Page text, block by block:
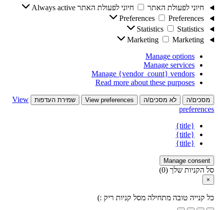
חיוני לפעולת האתר חיוני לפעולת האתר Always active
Preferences
Preferences
Statistics
Statistics
Marketing
Marketing
Manage options
Manage services
Manage {vendor_count} vendors
Read more about these purposes
מסכים/ה לא מסכים/ה View preferences שמירת העדפות
View
preferences
{title}
{title}
{title}
Manage consent
סל הקניות שלך (0)
×
כל קנייה טובה מתחילה מסל קניות ריק :)